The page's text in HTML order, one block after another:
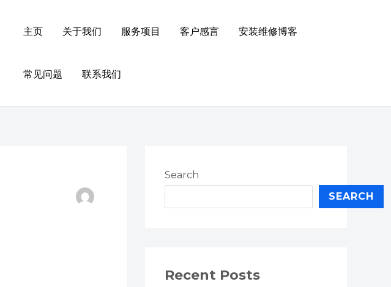
主页 关于我们 服务项目 客户感言 安装维修博客
常见问题 联系我们
Search
SEARCH
Recent Posts